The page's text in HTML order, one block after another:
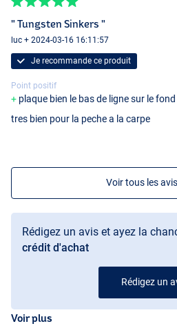
" Tungsten Sinkers "
luc + 2024-03-16 16:11:57
Je recommande ce produit
Point positif
plaque bien le bas de ligne sur le fond
tres bien pour la peche a la carpe
Voir tous les avis
Rédigez un avis et ayez la
crédit d'achat
Rédigez un
Voir plus